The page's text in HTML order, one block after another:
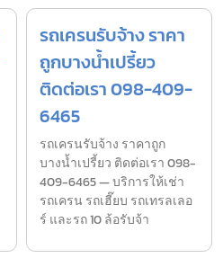
รถเครนรับจ้าง ราคา
ถูกบางน้ำเปรี้ยว
ติดต่อเรา 098-409-
6465
รถเครนรับจ้าง ราคาถูก
บางน้ำเปรี้ยว ติดต่อเรา 098-
409-6465 — บริการให้เช่า
รถเครน รถเฮี๊ยบ รถเทรลเลอ
ร์ และรถ 10 ล้อรับจ้า